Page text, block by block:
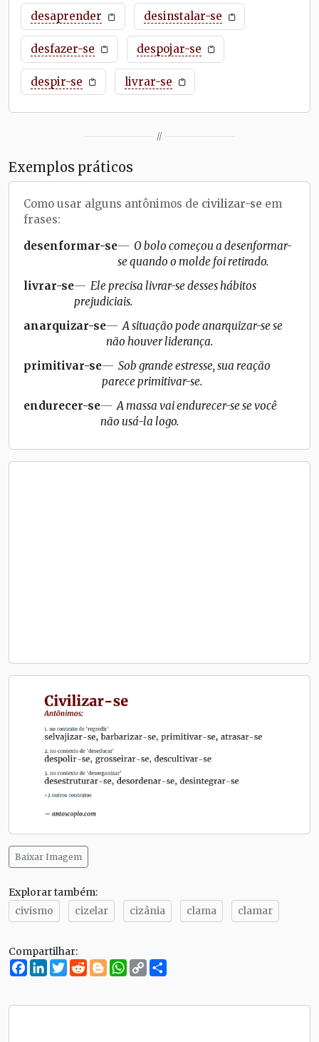
desaprender desinstalar-se
desfazer-se despojar-se
despir-se livrar-se
//
Exemplos práticos
Como usar alguns antônimos de civilizar-se em
frases:
desenformar-se
O bolo começou a desenformar-
se quando o molde foi retirado.
livrar-se
Ele precisa livrar-se desses hábitos
prejudiciais.
anarquizar-se
A situação pode anarquizar-se se
não houver liderança.
primitivar-se
Sob grande estresse, sua reação
parece primitivar-se.
endurecer-se
A massa vai endurecer-se se você
não usá-la logo.
Baixar Imagem
Explorar também:
civismo
cizelar cizânia clama clamar
Compartilhar:
Facebook
LinkedIn
Twitter
RedditBloggerWhatsApp
Copy
Link